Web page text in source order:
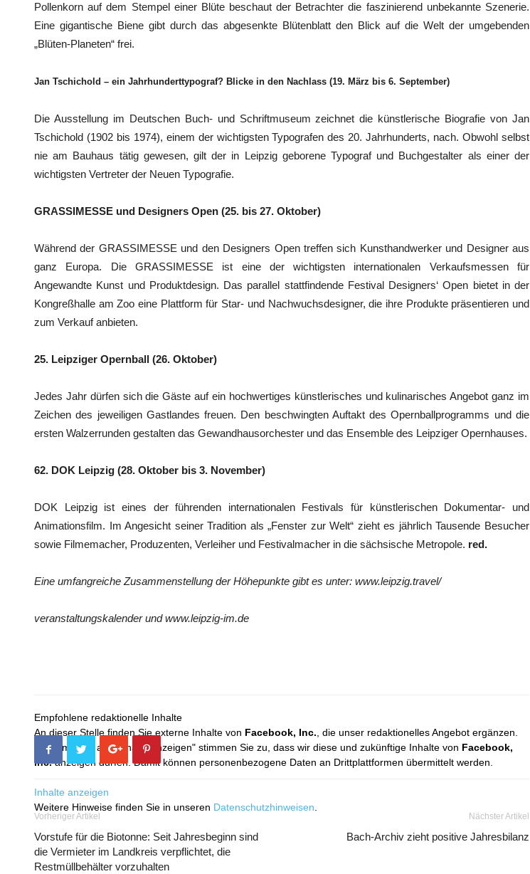
Pollenkorn auf dem Stempel einer Blüte beschaut der Betrachter die faszinierend unbekannte Szenerie.
Eine gigantische Biene gibt durch das abgesenkte Blütenblatt den Blick auf die Welt der umgebenden
„Blüten-Planeten“ frei.
Jan Tschichold – ein Jahrhunderttypograf? Blicke in den Nachlass (19. März bis 6. September)
Die Ausstellung im Deutschen Buch- und Schriftmuseum zeichnet die künstlerische Biografie von Jan
Tschichold (1902 bis 1974), einem der wichtigsten Typografen des 20. Jahrhunderts, nach. Obwohl selbst
nie am Bauhaus tätig gewesen, gilt der in Leipzig geborene Typograf und Buchgestalter als einer der
wichtigsten Vertreter der Neuen Typografie.
GRASSIMESSE und Designers Open (25. bis 27. Oktober)
Während der GRASSIMESSE und den Designers Open treffen sich Kunsthandwerker und Designer aus
ganz Europa. Die GRASSIMESSE ist eine der wichtigsten internationalen Verkaufsmessen für
Angewandte Kunst und Produktdesign. Das parallel stattfindende Festival Designers‘ Open bietet in der
Kongreßhalle am Zoo eine Plattform für Star- und Nachwuchsdesigner, die ihre Produkte präsentieren und
zum Verkauf anbieten.
25. Leipziger Opernball (26. Oktober)
Jedes Jahr dürfen sich die Gäste auf ein hochwertiges künstlerisches und kulinarisches Angebot ganz im
Zeichen des jeweiligen Gastlandes freuen. Den beschwingten Auftakt des Opernballprogramms und die
ersten Walzerrunden gestalten das Gewandhausorchester und das Ensemble des Leipziger Opernhauses.
62. DOK Leipzig (28. Oktober bis 3. November)
DOK Leipzig ist eines der führenden internationalen Festivals für künstlerischen Dokumentar- und
Animationsfilm. Im Angesicht seiner Tradition als „Fenster zur Welt“ zieht es jährlich Tausende Besucher
sowie Filmemacher, Produzenten, Verleiher und Festivalmacher in die sächsische Metropole. red.
Eine umfangreiche Zusammenstellung der Höhepunkte gibt es unter: www.leipzig.travel/
veranstaltungskalender und www.leipzig-im.de
Empfohlene redaktionelle Inhalte
An dieser Stelle finden Sie externe Inhalte von Facebook, Inc. , die unser redaktionelles Angebot ergänzen.
Mit dem Klick auf "Inhalte anzeigen" stimmen Sie zu, dass wir diese und zukünftige Inhalte von Facebook,
Inc.anzeigen dürfen. Damit können personenbezogene Daten an Drittplattformen übermittelt werden.
Inhalte anzeigen
Weitere Hinweise finden Sie in unseren Datenschutzhinweisen
Vorheriger Artikel
Vorstufe für die Biotonne: Seit Jahresbeginn sind
die Vermieter im Landkreis verpflichtet, die
Restmüllbehälter vorzuhalten
Nächster Artikel
Bach-Archiv zieht positive Jahresbilanz